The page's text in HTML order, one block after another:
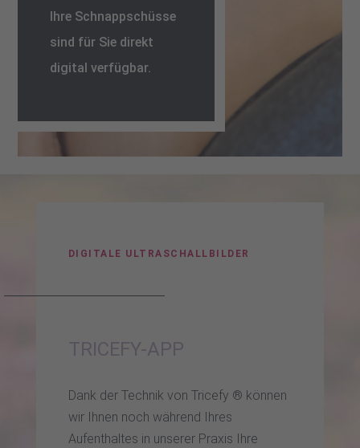
Ihre Schnappschüsse
sind für Sie direkt
digital verfügbar.
DIGITALE ULTRASCHALLBILDER
TRICEFY-APP
Dank der Technik von Tricefy ® können
wir Ihnen noch während Ihres
Aufenthaltes in unserer Praxis Ihre